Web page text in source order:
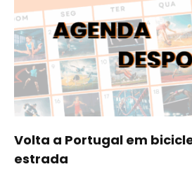
Volta a Portugal em
estrada